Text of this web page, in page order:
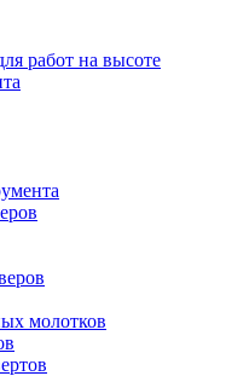
работ на высоте
молотков